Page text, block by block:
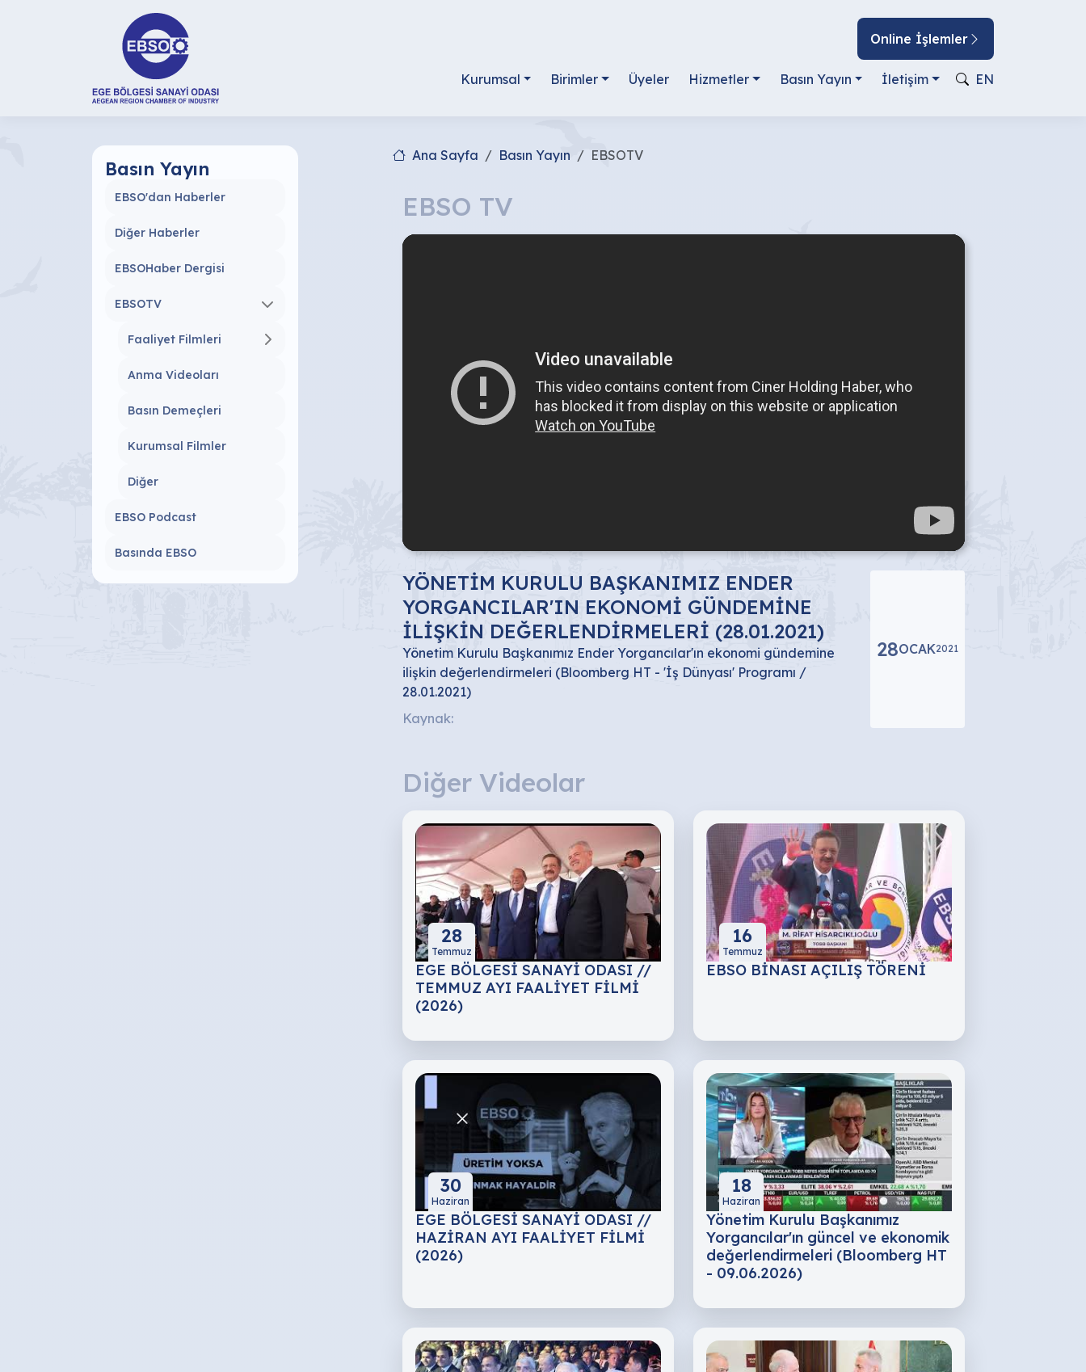
Online İşlemler
Kurumsal Birimler Üyeler Hizmetler Basın Yayın İletişim EN
Ana Sayfa Basın Yayın EBSOTV
EBSO TV
YÖNETİM KURULU BAŞKANIMIZ ENDER
YORGANCILAR'IN EKONOMİ GÜNDEMİNE
İLİŞKİN DEĞERLENDİRMELERİ (28.01.2021)
Yönetim Kurulu Başkanımız Ender Yorgancılar'ın ekonomi gündemine
ilişkin değerlendirmeleri (Bloomberg HT - 'İş Dünyası' Programı /
28.01.2021)
Kaynak:
28OCAK2021
Diğer Videolar
28
Temmuz
EGE BÖLGESİ SANAYİ ODASI //
TEMMUZ AYI FAALİYET FİLMİ
(2026)
16
Temmuz
EBSO BİNASI AÇILIŞ TÖRENİ
30
Haziran
EGE BÖLGESİ SANAYİ ODASI //
HAZİRAN AYI FAALİYET FİLMİ
(2026)
18
Haziran
Yönetim Kurulu Başkanımız
Yorgancılar'ın güncel ve ekonomik
değerlendirmeleri (Bloomberg HT
- 09.06.2026)
Basın Yayın
EBSO'dan Haberler
Diğer Haberler
EBSOHaber Dergisi
EBSOTV
Faaliyet Filmleri
Anma Videoları
Basın Demeçleri
Kurumsal Filmler
Diğer
EBSO Podcast
Basında EBSO